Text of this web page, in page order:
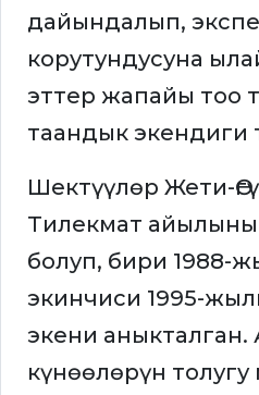
дайындалып,
корутундусуна
эттер жапайы тоо
таандык экендиги
Шектүүлөр Жети-
Тилекмат
болуп, бири 1988-
экинчиси 1995-
экени аныкталган.
күнөөлөрүн